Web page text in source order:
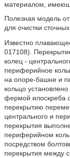
материалом,
Полезная модель
для очистки сточных
Известно
017108).
колец -
периферийное
на опоре-башне и
кольцо
фермой илоскреба
перекрытию
центрального и
перекрытия
периферийном
посредством
перекрытия между